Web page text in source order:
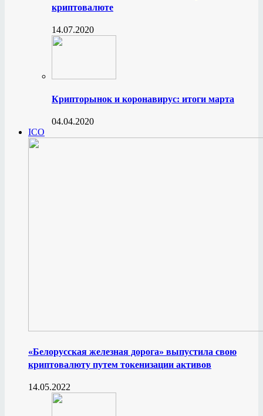
криптовалюте
14.07.2020
Крипторынок и коронавирус: итоги марта
04.04.2020
ICO
«Белорусская железная дорога» выпустила свою
криптовалюту путем токенизации активов
14.05.2022